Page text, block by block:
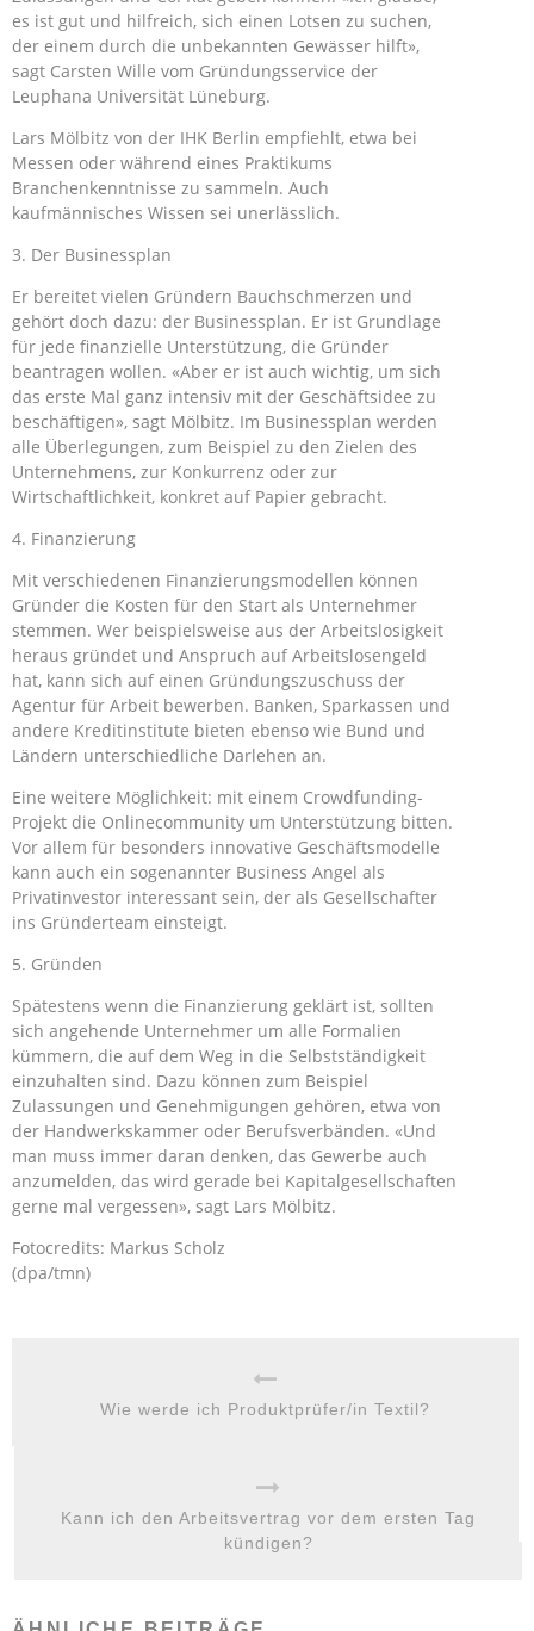
es ist gut und hilfreich, sich einen Lotsen zu suchen,
der einem durch die unbekannten Gewässer hilft»,
sagt Carsten Wille vom Gründungsservice der
Leuphana Universität Lüneburg.
Lars Mölbitz von der IHK Berlin empfiehlt, etwa bei
Messen oder während eines Praktikums
Branchenkenntnisse zu sammeln. Auch
kaufmännisches Wissen sei unerlässlich.
3. Der Businessplan
Er bereitet vielen Gründern Bauchschmerzen und
gehört doch dazu: der Businessplan. Er ist Grundlage
für jede finanzielle Unterstützung, die Gründer
beantragen wollen. «Aber er ist auch wichtig, um sich
das erste Mal ganz intensiv mit der Geschäftsidee zu
beschäftigen», sagt Mölbitz. Im Businessplan werden
alle Überlegungen, zum Beispiel zu den Zielen des
Unternehmens, zur Konkurrenz oder zur
Wirtschaftlichkeit, konkret auf Papier gebracht.
4. Finanzierung
Mit verschiedenen Finanzierungsmodellen können
Gründer die Kosten für den Start als Unternehmer
stemmen. Wer beispielsweise aus der Arbeitslosigkeit
heraus gründet und Anspruch auf Arbeitslosengeld
hat, kann sich auf einen Gründungszuschuss der
Agentur für Arbeit bewerben. Banken, Sparkassen und
andere Kreditinstitute bieten ebenso wie Bund und
Ländern unterschiedliche Darlehen an.
Eine weitere Möglichkeit: mit einem Crowdfunding-
Projekt die Onlinecommunity um Unterstützung bitten.
Vor allem für besonders innovative Geschäftsmodelle
kann auch ein sogenannter Business Angel als
Privatinvestor interessant sein, der als Gesellschafter
ins Gründerteam einsteigt.
5. Gründen
Spätestens wenn die Finanzierung geklärt ist, sollten
sich angehende Unternehmer um alle Formalien
kümmern, die auf dem Weg in die Selbstständigkeit
einzuhalten sind. Dazu können zum Beispiel
Zulassungen und Genehmigungen gehören, etwa von
der Handwerkskammer oder Berufsverbänden. «Und
man muss immer daran denken, das Gewerbe auch
anzumelden, das wird gerade bei Kapitalgesellschaften
gerne mal vergessen», sagt Lars Mölbitz.
Fotocredits: Markus Scholz
(dpa/tmn)
Wie werde ich Produktprüfer/in Textil?
Kann ich den Arbeitsvertrag vor dem ersten Tag
kündigen?